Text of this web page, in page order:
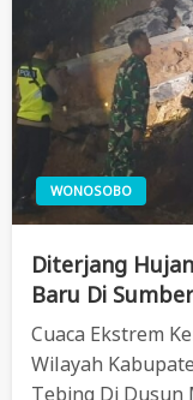
WONOSOBO
Diterjang
Baru Di
Cuaca Ekstrem
Wilayah
Tebing Di Dusun